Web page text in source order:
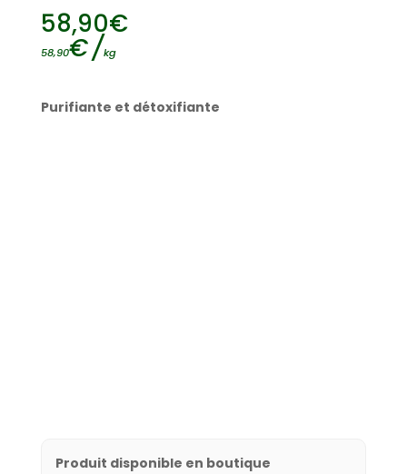
58,90€
58,90€/kg
Purifiante et détoxifiante
Produit disponible en boutique